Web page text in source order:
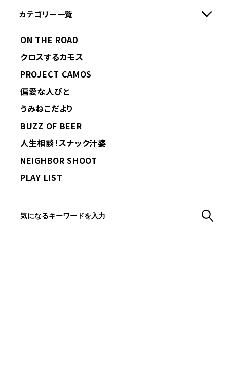
カテゴリー一覧
ON THE ROAD
クロスするカモス
PROJECT CAMOS
偏愛な人びと
うみねこだより
BUZZ OF BEER
人生相談！スナック汁婆
NEIGHBOR SHOOT
PLAY LIST